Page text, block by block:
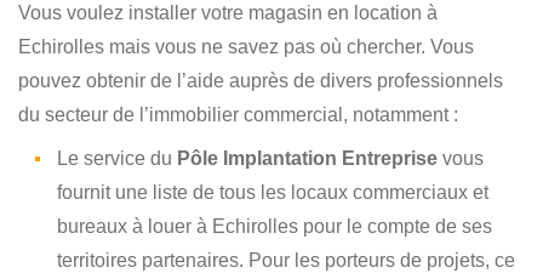
Vous voulez installer votre magasin en location à
Echirolles mais vous ne savez pas où chercher. Vous
pouvez obtenir de l’aide auprès de divers professionnels
du secteur de l’immobilier commercial, notamment :
Le service du Pôle Implantation Entreprise vous
fournit une liste de tous les locaux commerciaux et
bureaux à louer à Echirolles pour le compte de ses
territoires partenaires. Pour les porteurs de projets, ce